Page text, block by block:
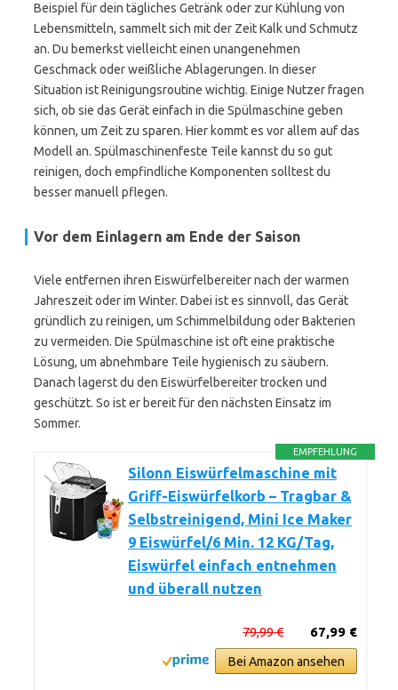
Beispiel für dein tägliches Getränk oder zur Kühlung von
Lebensmitteln, sammelt sich mit der Zeit Kalk und Schmutz
an. Du bemerkst vielleicht einen unangenehmen
Geschmack oder weißliche Ablagerungen. In dieser
Situation ist Reinigungsroutine wichtig. Einige Nutzer fragen
sich, ob sie das Gerät einfach in die Spülmaschine geben
können, um Zeit zu sparen. Hier kommt es vor allem auf das
Modell an. Spülmaschinenfeste Teile kannst du so gut
reinigen, doch empfindliche Komponenten solltest du
besser manuell pflegen.
Vor dem Einlagern am Ende der Saison
Viele entfernen ihren Eiswürfelbereiter nach der warmen
Jahreszeit oder im Winter. Dabei ist es sinnvoll, das Gerät
gründlich zu reinigen, um Schimmelbildung oder Bakterien
zu vermeiden. Die Spülmaschine ist oft eine praktische
Lösung, um abnehmbare Teile hygienisch zu säubern.
Danach lagerst du den Eiswürfelbereiter trocken und
geschützt. So ist er bereit für den nächsten Einsatz im
Sommer.
EMPFEHLUNG
Silonn Eiswürfelmaschine mit
Griff-Eiswürfelkorb – Tragbar &
Selbstreinigend, Mini Ice Maker
9 Eiswürfel/6 Min. 12 KG/Tag,
Eiswürfel einfach entnehmen
und überall nutzen
67,99 €
79,99 €
Bei Amazon ansehen